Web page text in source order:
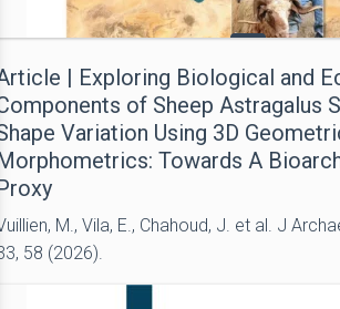
| Exploring Biological and
of Sheep Astragalus
Variation Using 3D
Towards A
M., Vila, E., Chahoud, J. et al. J
58 (2026).